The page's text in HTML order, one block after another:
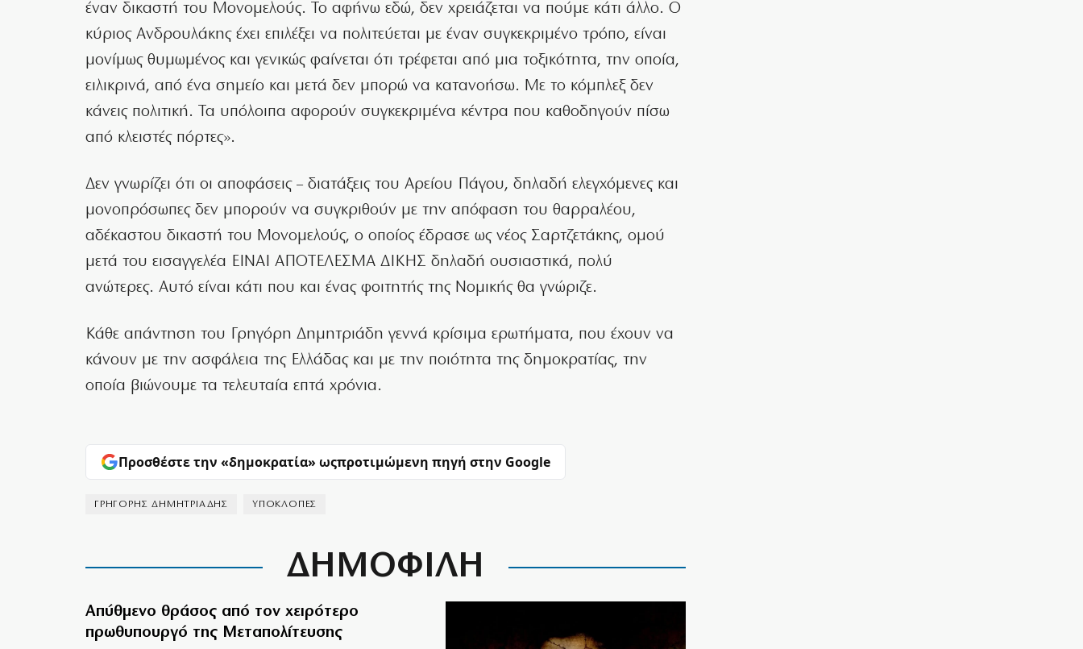
έναν δικαστή του Μονομελούς. Το αφήνω εδώ, δεν χρειάζεται να πούμε κάτι άλλο. Ο
κύριος Ανδρουλάκης έχει επιλέξει να πολιτεύεται με έναν συγκεκριμένο τρόπο, είναι
μονίμως θυμωμένος και γενικώς φαίνεται ότι τρέφεται από μια τοξικότητα, την οποία,
ειλικρινά, από ένα σημείο και μετά δεν μπορώ να κατανοήσω. Με το κόμπλεξ δεν
κάνεις πολιτική. Τα υπόλοιπα αφορούν συγκεκριμένα κέντρα που καθοδηγούν πίσω
από κλειστές πόρτες».
Δεν γνωρίζει ότι οι αποφάσεις – διατάξεις του Αρείου Πάγου, δηλαδή ελεγχόμενες και
μονοπρόσωπες δεν μπορούν να συγκριθούν με την απόφαση του θαρραλέου,
αδέκαστου δικαστή του Μονομελούς, ο οποίος έδρασε ως νέος Σαρτζετάκης, ομού
μετά του εισαγγελέα ΕΙΝΑΙ ΑΠΟΤΕΛΕΣΜΑ ΔΙΚΗΣ δηλαδή ουσιαστικά, πολύ
ανώτερες. Αυτό είναι κάτι που και ένας φοιτητής της Νομικής θα γνώριζε.
Κάθε απάντηση του Γρηγόρη Δημητριάδη γεννά κρίσιμα ερωτήματα, που έχουν να
κάνουν με την ασφάλεια της Ελλάδας και με την ποιότητα της δημοκρατίας, την
οποία βιώνουμε τα τελευταία επτά χρόνια.
Προσθέστε την «δημοκρατία» ωςπροτιμώμενη πηγή στην Google
ΓΡΗΓΟΡΗΣ ΔΗΜΗΤΡΙΑΔΗΣ ΥΠΟΚΛΟΠΕΣ
ΔΗΜΟΦΙΛΗ
Απύθμενο θράσος από τον χειρότερο
πρωθυπουργό της Μεταπολίτευσης